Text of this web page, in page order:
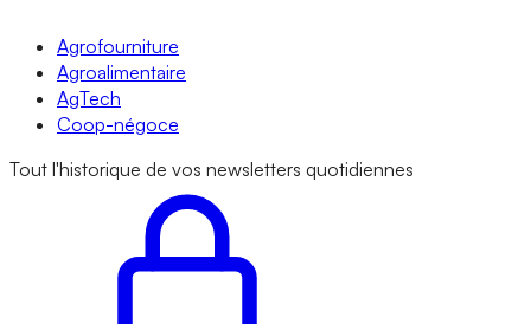
Agrofourniture
Agroalimentaire
AgTech
Coop-négoce
Tout l'historique de vos newsletters quotidiennes